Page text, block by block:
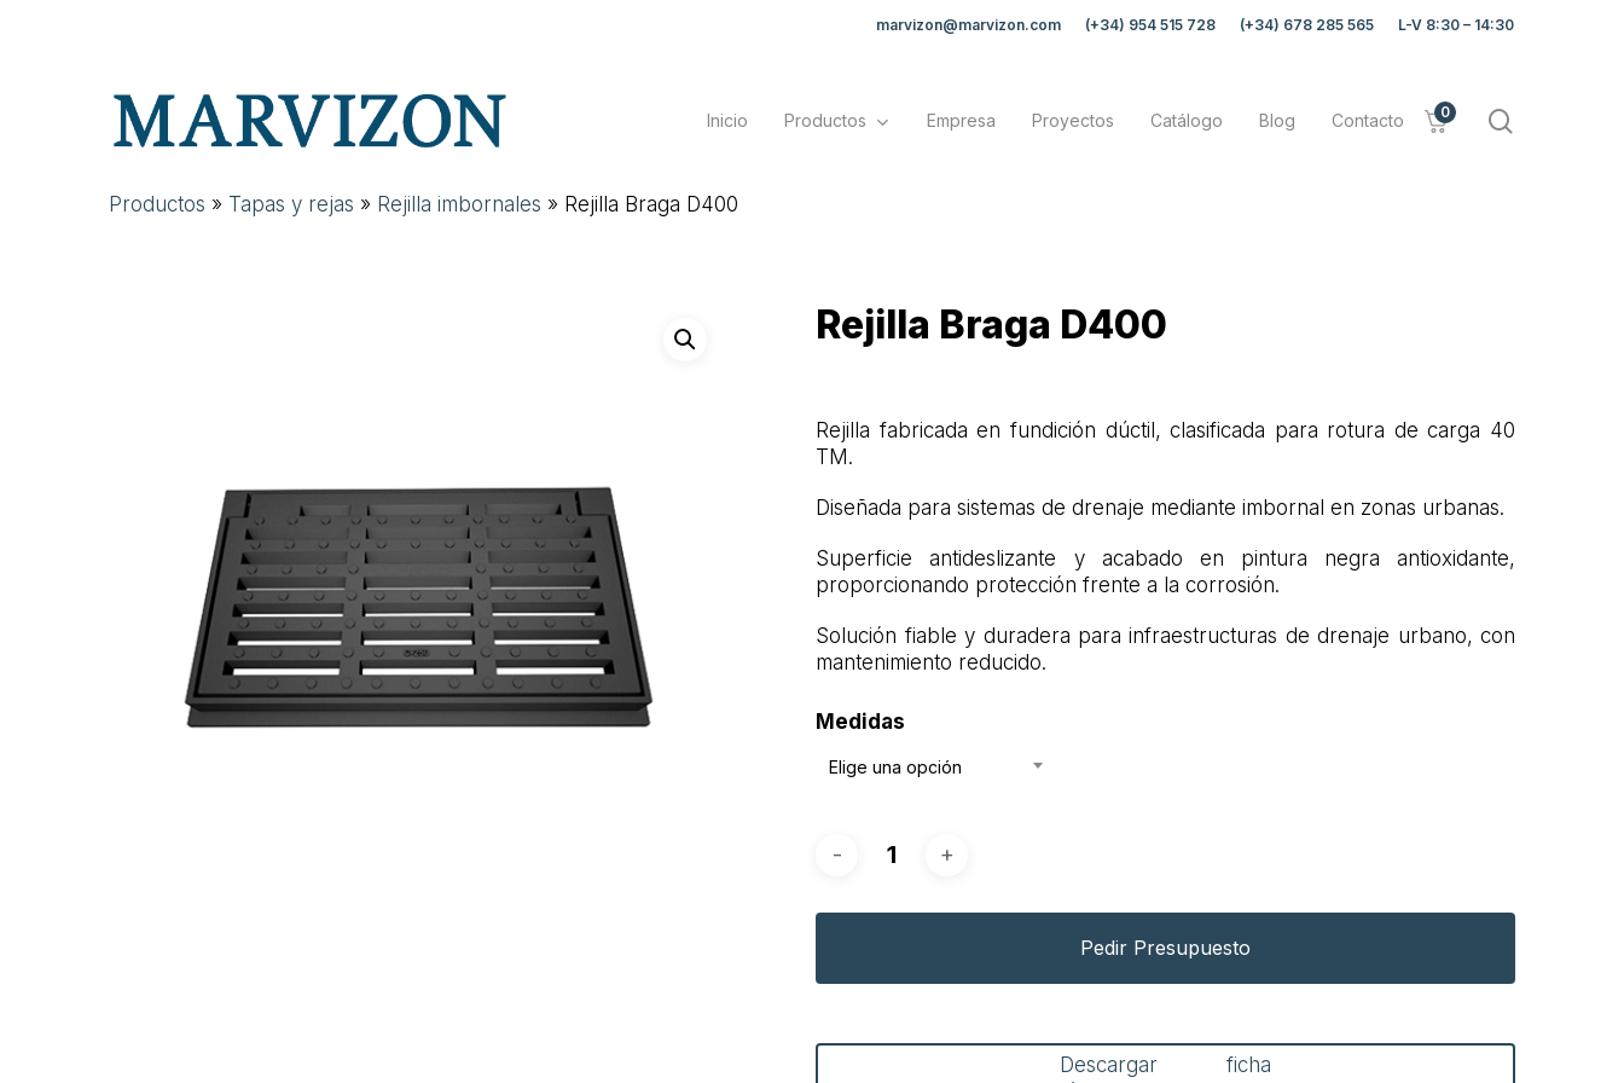
marvizon@marvizon.com (+34) 954 515 728 (+34) 678 285 565 L-V 8:30 – 14:30
Hit enter to search or ESC to close
Inicio Productos Empresa Proyectos Catálogo Blog Contacto 0
Productos » Tapas y rejas » Rejilla imbornales » Rejilla Braga D400
Rejilla Braga D400
Rejilla fabricada en fundición dúctil, clasificada para rotura de carga 40
TM.
Diseñada para sistemas de drenaje mediante imbornal en zonas urbanas.
Superficie antideslizante y acabado en pintura negra antioxidante,
proporcionando protección frente a la corrosión.
Solución fiable y duradera para infraestructuras de drenaje urbano, con
mantenimiento reducido.
Medidas
Elige una opción
Pedir Presupuesto
Descargar ficha